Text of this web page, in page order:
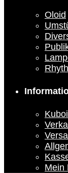
Oloid
Mein